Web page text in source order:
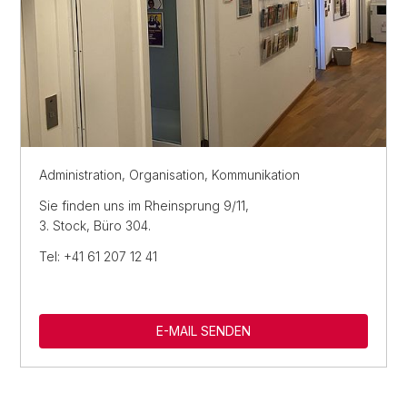
Administration, Organisation, Kommunikation
Sie finden uns im Rheinsprung 9/11,
3. Stock, Büro 304.
Tel: +41 61 207 12 41
E-MAIL SENDEN